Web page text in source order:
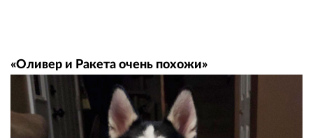
«Оливер и Ракета очень похожи»